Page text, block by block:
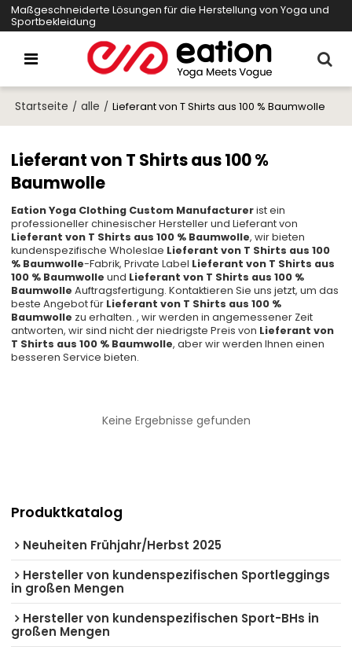
Maßgeschneiderte Lösungen für die Herstellung von Yoga und
Sportbekleidung
Startseite / alle / Lieferant von T Shirts aus 100 % Baumwolle
Lieferant von T Shirts aus 100 %
Baumwolle
Eation Yoga Clothing Custom Manufacturerist ein
professioneller chinesischer Hersteller und Lieferant von
Lieferant von T Shirts aus 100 % Baumwolle, wir bieten
kundenspezifische Wholeslae Lieferant von T Shirts aus 100
% Baumwolle-Fabrik, Private Label Lieferant von T Shirts aus
100 % Baumwolle und Lieferant von T Shirts aus 100 %
Baumwolle Auftragsfertigung. Kontaktieren Sie uns jetzt, um das
beste Angebot für Lieferant von T Shirts aus 100 %
Baumwolle zu erhalten. , wir werden in angemessener Zeit
antworten, wir sind nicht der niedrigste Preis von Lieferant von
T Shirts aus 100 % Baumwolle, aber wir werden Ihnen einen
besseren Service bieten.
Keine Ergebnisse gefunden
Produktkatalog
Neuheiten Frühjahr/Herbst 2025
Hersteller von kundenspezifischen Sportleggings
in großen Mengen
Hersteller von kundenspezifischen Sport-BHs in
großen Mengen